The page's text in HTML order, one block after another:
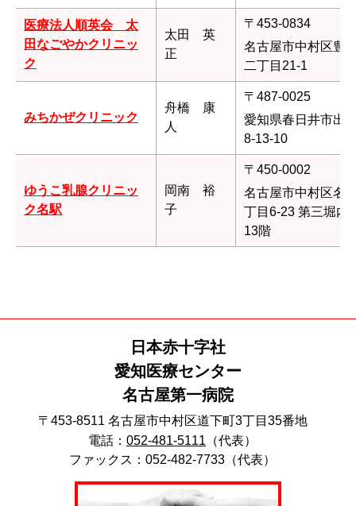
医療法人順英会 太
田なごやかクリニッ
ク
太田 英
正
〒453-0834
名古屋市中村区豊
二丁目21-1
みちかぜクリニック
舟橋 康
人
〒487-0025
愛知県春日井市出
8-13-10
ゆうこ乳腺クリニッ
ク名駅
岡南 裕
子
〒450-0002
名古屋市中村区名
丁目6-23 第三堀内
13階
日本赤十字社
愛知医療センター
名古屋第一病院
〒453-8511 名古屋市中村区道下町3丁目35番地
電話： 052-481-5111 （代表）
ファックス：052-482-7733（代表）